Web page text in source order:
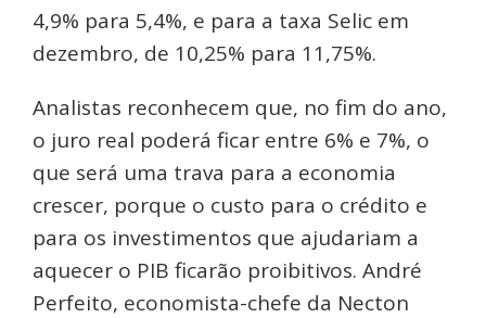
4,9% para 5,4%, e para a taxa Selic em
dezembro, de 10,25% para 11,75%.
Analistas reconhecem que, no fim do ano,
o juro real poderá ficar entre 6% e 7%, o
que será uma trava para a economia
crescer, porque o custo para o crédito e
para os investimentos que ajudariam a
aquecer o PIB ficarão proibitivos. André
Perfeito, economista-chefe da Necton